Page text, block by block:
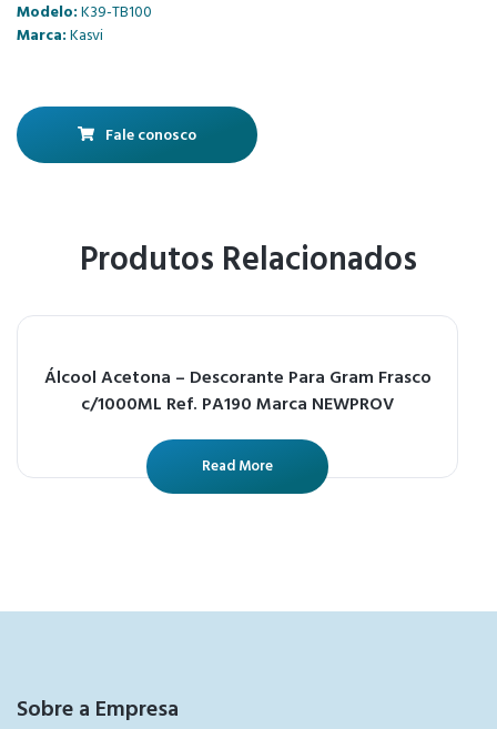
Modelo:K39-TB100
Marca:Kasvi
Fale conosco
Produtos Relacionados
Álcool Acetona – Descorante Para Gram Frasco
c/1000ML Ref. PA190 Marca NEWPROV
Read More
Sobre a Empresa